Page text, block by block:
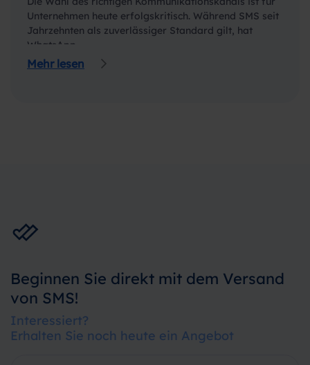
Unternehmen heute erfolgskritisch. Während SMS seit
Jahrzehnten als zuverlässiger Standard gilt, hat
WhatsApp…
Mehr lesen
Beginnen Sie direkt mit dem Versand
von SMS!
Interessiert?
Erhalten Sie noch heute ein Angebot